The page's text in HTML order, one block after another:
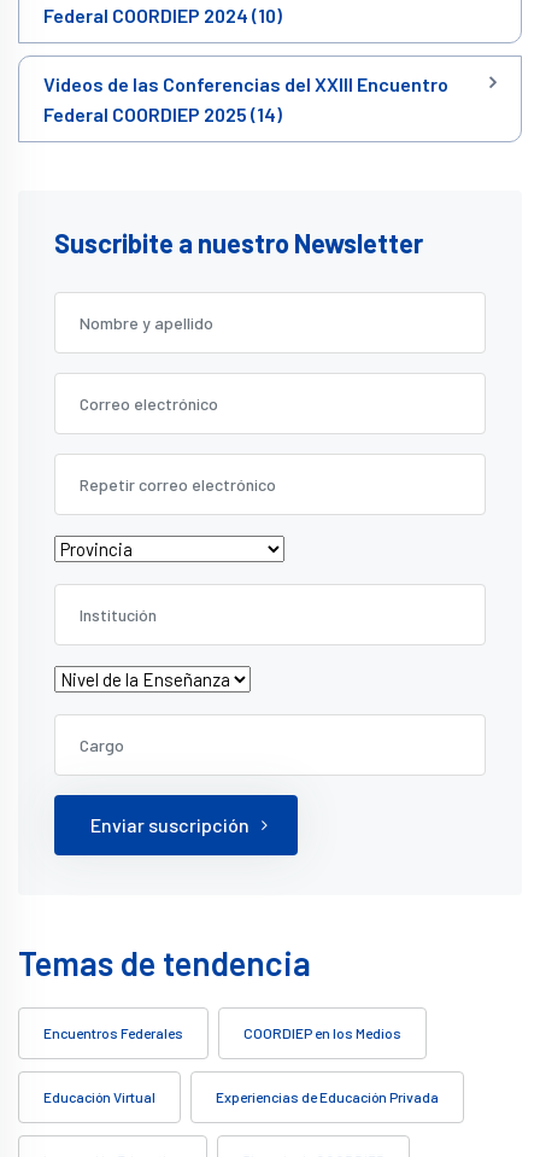
Federal COORDIEP 2024 (10)
Videos de las Conferencias del XXIII Encuentro
Federal COORDIEP 2025 (14)
Suscribite a nuestro Newsletter
Enviar suscripción
Temas de tendencia
Encuentros Federales COORDIEP en los Medios
Educación Virtual Experiencias de Educación Privada